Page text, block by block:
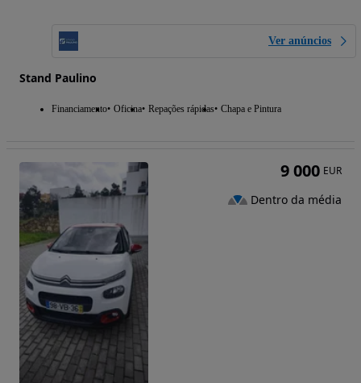
Ver anúncios
Stand Paulino
Financiamento Oficina Repações rápidas Chapa e Pintura
9 000 EUR
Dentro da média